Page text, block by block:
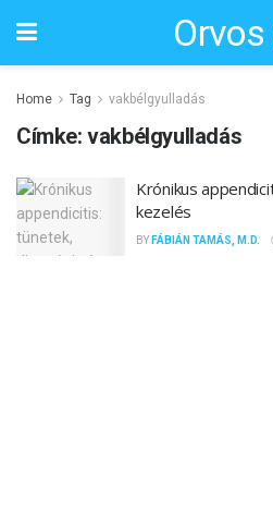
Home Tag vakbélgyulladás
Címke:vakbélgyulladás
Krónikus
kezelés
BY FÁBIÁN TAMÁS, M.D.